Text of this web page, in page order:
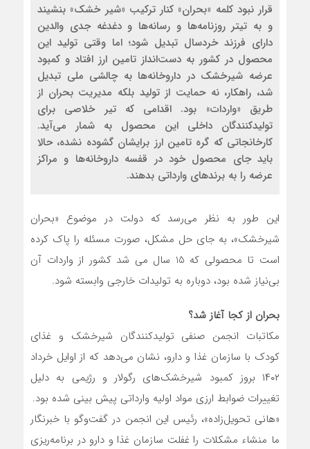
قرار نبود کلمه «بحران» کنار ترکیب «شیر خشک» بنشیند
و به تیتر روزنامه‌ها و رسانه‌ها و دغدغه جدی والدین
دارای فرزند خردسال تبدیل شود؛ اما وقتی تولید این
محصول در کشور به دست‌انداز تامین ارز افتاد و کمبود
عرضه شیرخشک در داروخانه‌ها به چالشی ملی تبدیل
شد، راهکار، نه حمایت از تولید بلکه مدیریت بحران از
طریق «واردات» بود. اقدامی که تیر خلاصی برای
تولیدکنندگان داخلی این محصول به شمار می‌آید.
کارخانجاتی که گره تامین ارز برایشان گشوده نشده، حالا
باید جای محصول خود در قفسه داروخانه‌ها و مراکز
عرضه را به برندهای وارداتی بدهند.
این طور به نظر می‌رسد که دولت در موضوع «بحران
شیرخشک»، به جای حل مشکل، صورت مسئله را پاک کرده
است تا محصولی که 15 سال می شد کشور از واردات آن
بی‌نیاز شده بود، دوباره به تولیدات خارجی وابسته شود.
بحران از کجا آغاز شد؟
مکاتبات انجمن صنفی تولیدکنندگان شیرخشک و غذای
کودک با سازمان غذا و دارو، نشان می‌دهد که از اوایل خرداد
۱۴۰۲ بروز کمبود شیرخشک‌های رگولار و رژیمی به دلیل
تغییرات ضوابط ارزی مواد اولیه وارداتی پیش بینی شده بود.
«هانی تحویل‌زاده»، رئیس این انجمن در گفت‌وگو با خبرنگار
ما منشاء مشکلات را غفلت سازمان غذا و دارو در برنامه‌ریزی